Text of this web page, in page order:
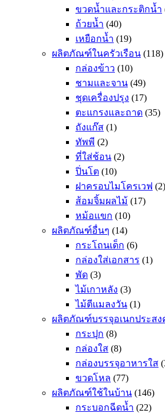
ขวดน้ำและกระติกน้ำ
ถ้วยน้ำ (40)
เหยือกน้ำ (19)
ผลิตภัณฑ์ในครัวเรือน (118)
กล่องข้าว (10)
ชามและจาน (49)
ชุดเครื่องปรุง (17)
ตะแกรงและถาด (35)
ถังแก๊ส (1)
ทัพพี (2)
ที่ใส่ช้อน (2)
ปิ่นโต (10)
ฝาครอบไมโครเวฟ (2)
ส้อมจิ้มผลไม้ (17)
หม้อแขก (10)
ผลิตภัณฑ์อื่นๆ (14)
กระโถนเด็ก (6)
กล่องใส่เอกสาร (1)
พัด (3)
ไม้เกาหลัง (3)
ไม้ตีแมลงวัน (1)
ผลิตภัณฑ์บรรจุอเนกประสง
กระปุก (8)
กล่องใส (8)
กล่องบรรจุอาหารใส
ขวดโหล (77)
ผลิตภัณฑ์ใช้ในบ้าน (146)
กระบอกฉีดน้ำ (22)